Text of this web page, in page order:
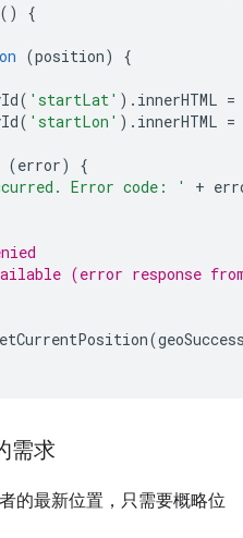
()
{
(position)
{
( 'startLat' ). innerHTML =
( 'startLon' ). innerHTML =
(error)
{
Error code: ' +
(error response
(
需求
的最新位置，只需要概略位